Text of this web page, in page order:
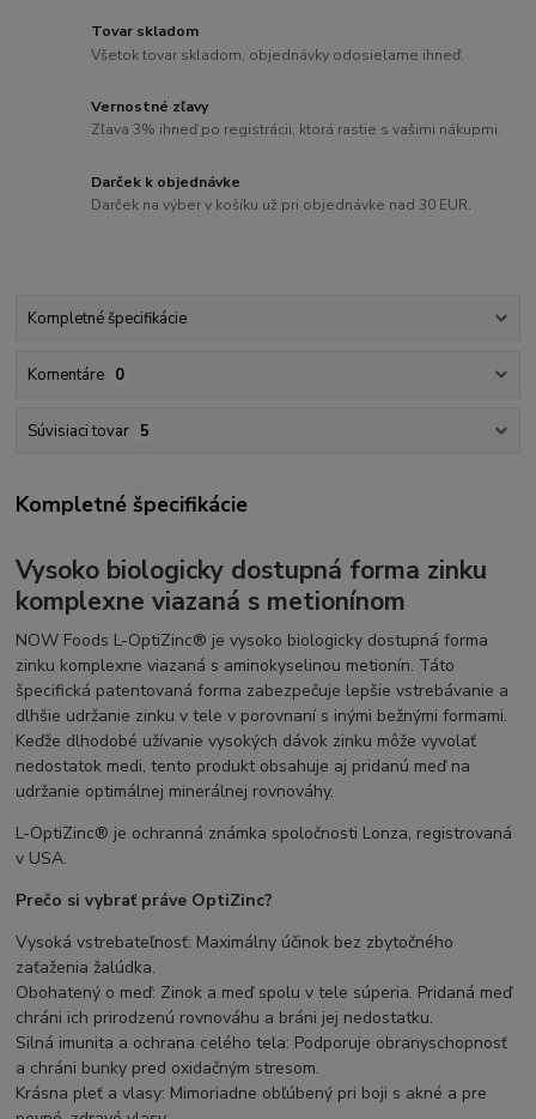
Tovar skladom
Všetok tovar skladom, objednávky odosielame ihneď.
Vernostné zľavy
Zľava 3% ihneď po registrácii, ktorá rastie s vašimi nákupmi.
Darček k objednávke
Darček na výber v košíku už pri objednávke nad 30 EUR.
Kompletné špecifikácie
Komentáre 0
Súvisiaci tovar 5
Kompletné špecifikácie
Vysoko biologicky dostupná forma zinku
komplexne viazaná s metionínom
NOW Foods L-OptiZinc® je vysoko biologicky dostupná forma
zinku komplexne viazaná s aminokyselinou metionín. Táto
špecifická patentovaná forma zabezpečuje lepšie vstrebávanie a
dlhšie udržanie zinku v tele v porovnaní s inými bežnými formami.
Keďže dlhodobé užívanie vysokých dávok zinku môže vyvolať
nedostatok medi, tento produkt obsahuje aj pridanú meď na
udržanie optimálnej minerálnej rovnováhy.
L-OptiZinc® je ochranná známka spoločnosti Lonza, registrovaná
v USA.
Prečo si vybrať práve OptiZinc?
Vysoká vstrebateľnosť: Maximálny účinok bez zbytočného
zaťaženia žalúdka.
Obohatený o meď: Zinok a meď spolu v tele súperia. Pridaná meď
chráni ich prirodzenú rovnováhu a bráni jej nedostatku.
Silná imunita a ochrana celého tela: Podporuje obranyschopnosť
a chráni bunky pred oxidačným stresom.
Krásna pleť a vlasy: Mimoriadne obľúbený pri boji s akné a pre